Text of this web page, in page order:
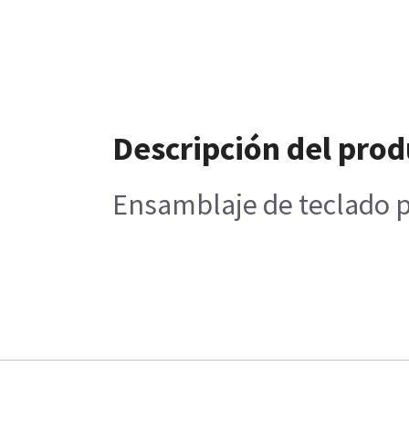
Descripción del
Ensamblaje de teclado